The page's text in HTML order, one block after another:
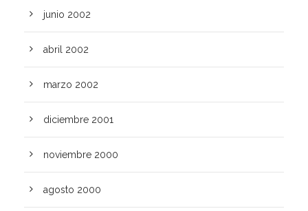
junio 2002
abril 2002
marzo 2002
diciembre 2001
noviembre 2000
agosto 2000